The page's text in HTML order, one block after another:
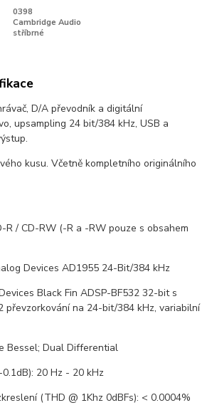
0398
Cambridge Audio
stříbrné
D/A převodník a digitální
upsampling 24 bit/384 kHz, USB a
kusu. Včetně kompletního originálního
R / CD-RW (-R a -RW pouze s obsahem
Devices AD1955 24-Bit/384 kHz
Black Fin ADSP-BF532 32-bit s
převzorkování na 24-bit/384 kHz, variabilní
Bessel; Dual Differential
20 Hz - 20 kHz
(THD @ 1Khz 0dBFs): < 0.0004%